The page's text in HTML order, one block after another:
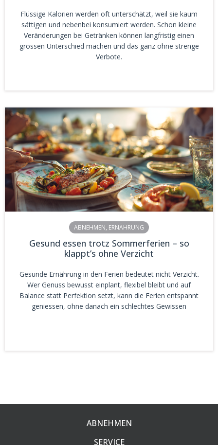
Flüssige Kalorien werden oft unterschätzt, weil sie kaum
sättigen und nebenbei konsumiert werden. Schon kleine
Veränderungen bei Getränken können langfristig einen
grossen Unterschied machen und das ganz ohne strenge
Verbote.
ABNEHMEN, ERNÄHRUNG
Gesund essen trotz Sommerferien – so
klappt’s ohne Verzicht
Gesunde Ernährung in den Ferien bedeutet nicht Verzicht.
Wer Genuss bewusst einplant, flexibel bleibt und auf
Balance statt Perfektion setzt, kann die Ferien entspannt
geniessen, ohne danach ein schlechtes Gewissen
ABNEHMEN
SERVICE